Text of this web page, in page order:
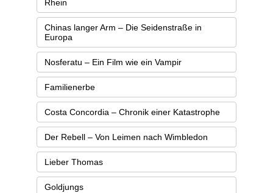
Rhein
Chinas langer Arm – Die Seidenstraße in
Europa
Nosferatu – Ein Film wie ein Vampir
Familienerbe
Costa Concordia – Chronik einer Katastrophe
Der Rebell – Von Leimen nach Wimbledon
Lieber Thomas
Goldjungs